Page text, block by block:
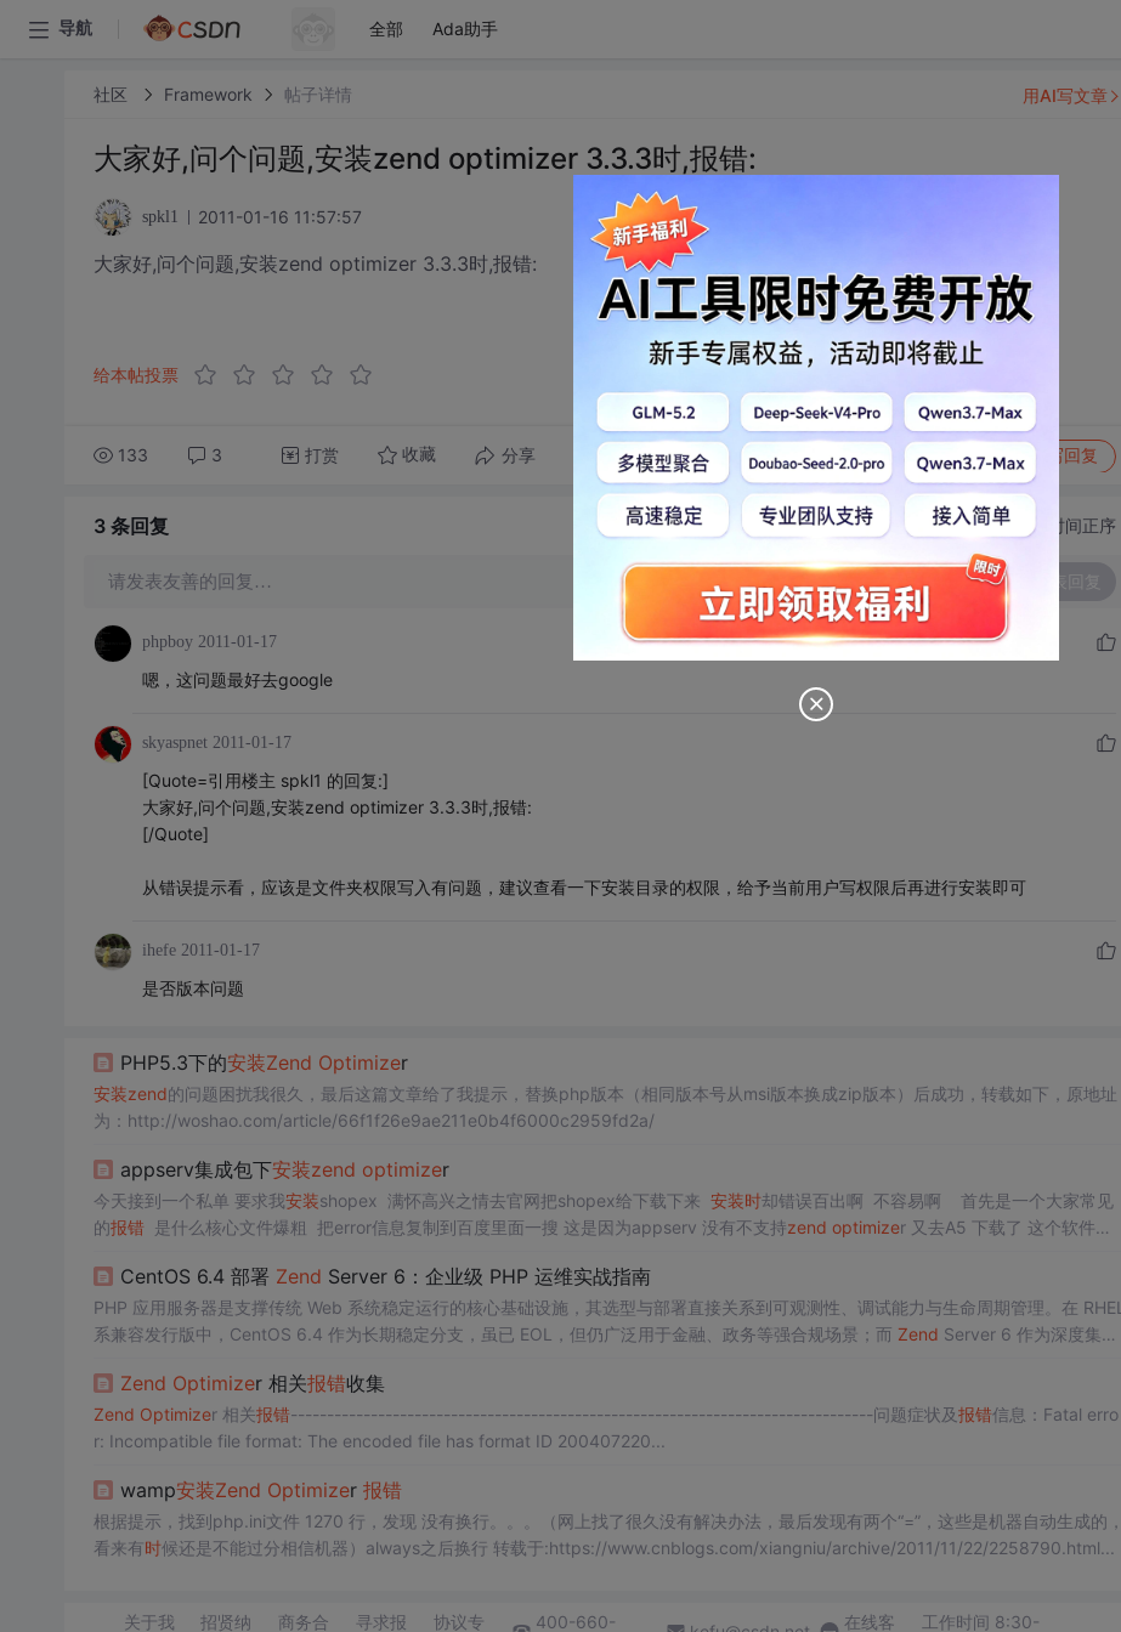
导航 全部 Ada助手
社区 Framework 帖子详情
大家好,问个问题,安装zend optimizer 3.3.3时,报错:
spkl1 2011-01-16 11:57:57
大家好,问个问题,安装zend optimizer 3.3.3时,报错:
给本帖投票
133 3 打赏 收藏 分享 转发到动态 举报 写回复
用AI写文章
3 条回复 切换为时间正序
请发表友善的回复…
phpboy 2011-01-17
嗯，这问题最好去google
skyaspnet 2011-01-17
[Quote=引用楼主 spkl1 的回复:]
大家好,问个问题,安装zend optimizer 3.3.3时,报错:
[/Quote]
从错误提示看，应该是文件夹权限写入有问题，建议查看一下安装目录的权限，给予当前用户写权限后再进行安装即可
ihefe 2011-01-17
是否版本问题
PHP5.3下的安装Zend Optimizer
安装zend的问题困扰我很久，最后这篇文章给了我提示，替换php版本（相同版本号从msi版本换成zip版本）后成功，转载如下，原地址
为：http://woshao.com/article/66f1f26e9ae211e0b4f6000c2959fd2a/
appserv集成包下安装zend optimizer
今天接到一个私单 要求我安装shopex 满怀高兴之情去官网把shopex给下载下来 安装时却错误百出啊 不容易啊 首先是一个大家常见
的报错是什么核心文件爆粗 把error信息复制到百度里面一搜 这是因为appserv 没有不支持zend optimizer 又去A5 下载了 这个软件放
CentOS 6.4 部署 Zend Server 6：企业级 PHP 运维实战指南
PHP 应用服务器是支撑传统 Web 系统稳定运行的核心基础设施，其选型与部署直接关系到可观测性、调试能力与生命周期管理。在 RHEL
系兼容发行版中，CentOS 6.4 作为长期稳定分支，虽已 EOL，但仍广泛用于金融、政务等强合规场景；而 Zend Server 6 作为深度集成
时、Web 服务与监控体系统一治理，而非简单堆叠组件。典型应用场景涵盖存量社保
Zend Optimizer 相关报错收集
Zend Optimizer 相关报错--------------------------------------------------------------------------------问题症状及报错信息：Fatal erro
r: Incompatible file format: The encoded file has format ID 200407220...
wamp安装Zend Optimizer 报错
根据提示，找到php.ini文件 1270 行，发现 没有换行。。。（网上找了很久没有解决办法，最后发现有两个“=”，这些是机器自动生成的，
看来有时候还是不能过分相信机器）always之后换行 转载于:https://www.cnblogs.com/xiangniu/archive/2011/11/22/2258790.html...
关于我
招贤纳
商务合
寻求报
协议专
400-660-
在线客
工作时间 8:30-